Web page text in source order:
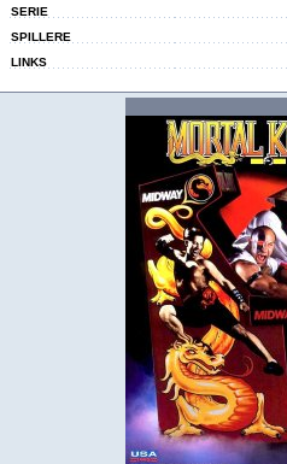
SERIE
SPILLERE
LINKS